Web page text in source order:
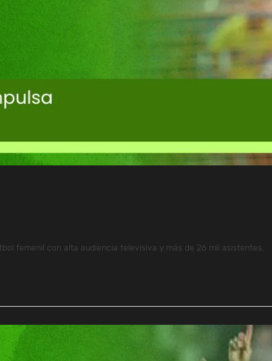
femenil con alta audiencia televisiva y más de 26 mil asistentes.